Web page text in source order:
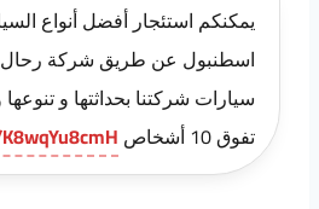
يمكنكم استئجار أفضل أنواع
اسطنبول عن طريق شركة رحال
سيارات شركتنا بحداثتها و
تفوق 10 أشخاص